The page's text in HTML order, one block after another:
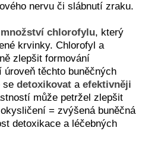
nervu či slábnutí zraku.
chlorofylu, který
krvinky. Chlorofyl a
zlepšit formování
těchto buněčných
se detoxikovat a efektivněji
může petržel zlepšit
= zvýšená buněčná
detoxikace a léčebných